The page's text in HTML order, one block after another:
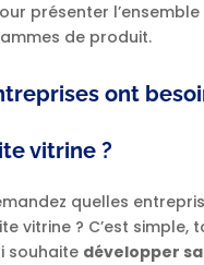
présenter l’ensemble
de produit.
ont
vitrine ?
quelles
vitrine ? C’est simple,
souhaite développer sa